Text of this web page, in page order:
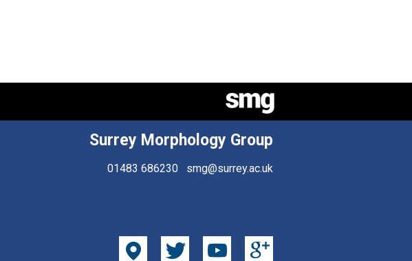
Surrey Morphology Group
01483 686230 smg@surrey.ac.uk